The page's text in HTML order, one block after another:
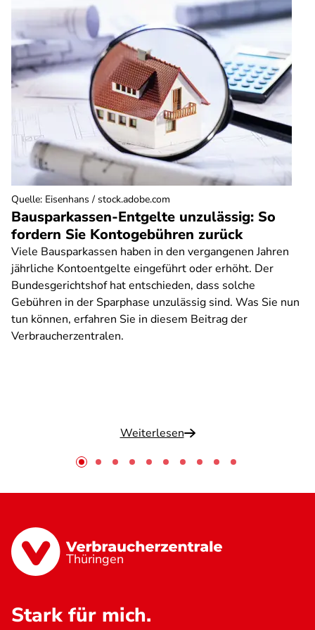
Bausparkassen-Entgelte unzulässig: So
fordern Sie Kontogebühren zurück
Viele Bausparkassen haben in den vergangenen Jahren
jährliche Kontoentgelte eingeführt oder erhöht. Der
Bundesgerichtshof hat entschieden, dass solche
Gebühren in der Sparphase unzulässig sind. Was Sie nun
tun können, erfahren Sie in diesem Beitrag der
Verbraucherzentralen.
Weiterlesen
Quelle: Eisenhans / stock.adobe.com
Thüringen
Stark für mich.